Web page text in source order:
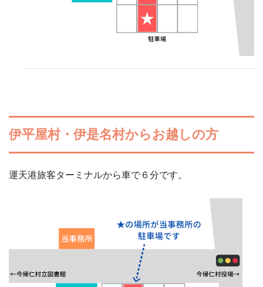
伊平屋村・伊是名村からお越しの方
運天港旅客ターミナルから車で６分です。